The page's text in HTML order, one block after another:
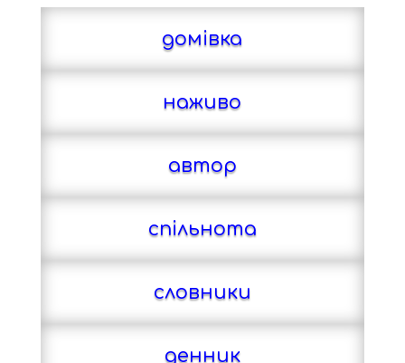
домівка
наживо
aвтор
спільнота
словники
денник